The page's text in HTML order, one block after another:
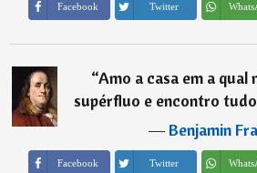
Facebook Twitter
“Amo a casa em a qual
supérfluo e encontro
―Benjamin
Facebook Twitter